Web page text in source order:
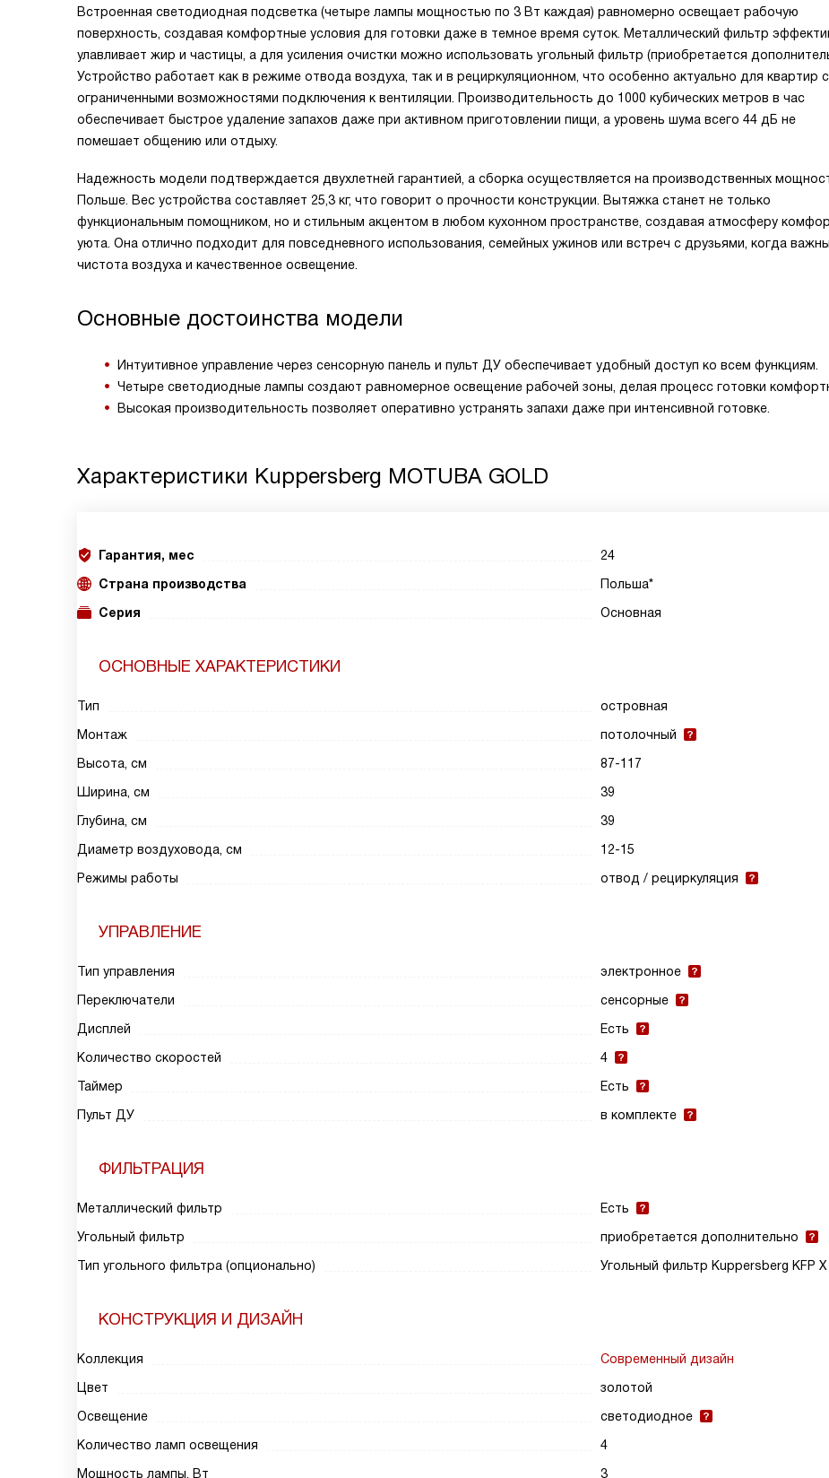
Встроенная светодиодная подсветка (четыре лампы мощностью по 3 Вт каждая) равномерно освещает рабочую
поверхность, создавая комфортные условия для готовки даже в темное время суток. Металлический фильтр
улавливает жир и частицы, а для усиления очистки можно использовать угольный фильтр (приобретается
Устройство работает как в режиме отвода воздуха, так и в рециркуляционном, что особенно актуально для квартир с
ограниченными возможностями подключения к вентиляции. Производительность до 1000 кубических метров в час
обеспечивает быстрое удаление запахов даже при активном приготовлении пищи, а уровень шума всего 44 дБ не
помешает общению или отдыху.
Надежность модели подтверждается двухлетней гарантией, а сборка осуществляется на производственных
Польше. Вес устройства составляет 25,3 кг, что говорит о прочности конструкции. Вытяжка станет не только
функциональным помощником, но и стильным акцентом в любом кухонном пространстве, создавая атмосферу
уюта. Она отлично подходит для повседневного использования, семейных ужинов или встреч с друзьями, когда важны
чистота воздуха и качественное освещение.
Основные достоинства модели
Интуитивное управление через сенсорную панель и пульт ДУ обеспечивает удобный доступ ко всем функциям.
Четыре светодиодные лампы создают равномерное освещение рабочей зоны, делая процесс готовки
Высокая производительность позволяет оперативно устранять запахи даже при интенсивной готовке.
Характеристики Kuppersberg MOTUBA GOLD
Гарантия, мес
24
Страна производства
Польша*
Серия
Основная
ОСНОВНЫЕ ХАРАКТЕРИСТИКИ
Тип
островная
Монтаж
потолочный
Высота, см
87-117
Ширина, см
39
Глубина, см
39
Диаметр воздуховода, см
12-15
Режимы работы
отвод / рециркуляция
УПРАВЛЕНИЕ
Тип управления
электронное
Переключатели
сенсорные
Дисплей
Есть
Количество скоростей
4
Таймер
Есть
Пульт ДУ
в комплекте
ФИЛЬТРАЦИЯ
Металлический фильтр
Есть
Угольный фильтр
приобретается дополнительно
Тип угольного фильтра (опционально)
Угольный фильтр Kuppersberg KFP X
КОНСТРУКЦИЯ И ДИЗАЙН
Коллекция
Современный дизайн
Цвет
золотой
Освещение
светодиодное
Количество ламп освещения
4
Мощность лампы, Вт
3